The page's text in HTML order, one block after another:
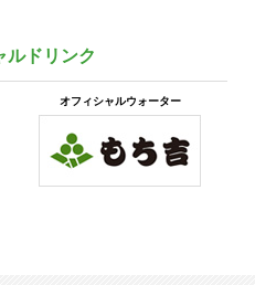
ルドリンク
オフィシャルウォーター